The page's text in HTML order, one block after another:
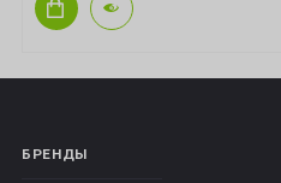
БРЕНДЫ